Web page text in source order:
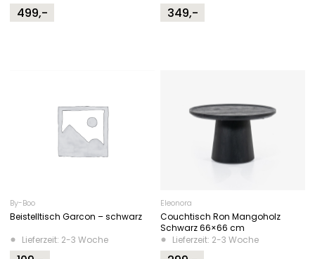
499,- 349,-
By-Boo
Beistelltisch Garcon – schwarz
Lieferzeit: 2-3 Woche
Eleonora
Couchtisch Ron Mangoholz
Schwarz 66×66 cm
Lieferzeit: 2-3 Woche